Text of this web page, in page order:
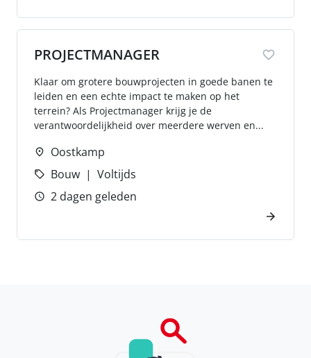
PROJECTMANAGER
Klaar om grotere bouwprojecten in goede banen te
leiden en een echte impact te maken op het
terrein? Als Projectmanager krijg je de
verantwoordelijkheid over meerdere werven en...
Oostkamp
Bouw
Voltijds
2 dagen geleden